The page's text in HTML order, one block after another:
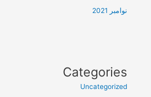
نوامبر 2021
Categories
Uncategorized